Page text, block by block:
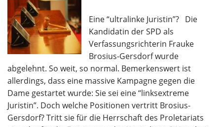
Eine “ultralinke Juristin”? Die
Kandidatin der SPD als
Verfassungsrichterin Frauke
Brosius-Gersdorf wurde
abgelehnt. So weit, so normal. Bemerkenswert ist
allerdings, dass eine massive Kampagne gegen die
Dame gestartet wurde: Sie sei eine “linksextreme
Juristin”. Doch welche Positionen vertritt Brosius-
Gersdorf? Tritt sie für die Herrschaft des Proletariats